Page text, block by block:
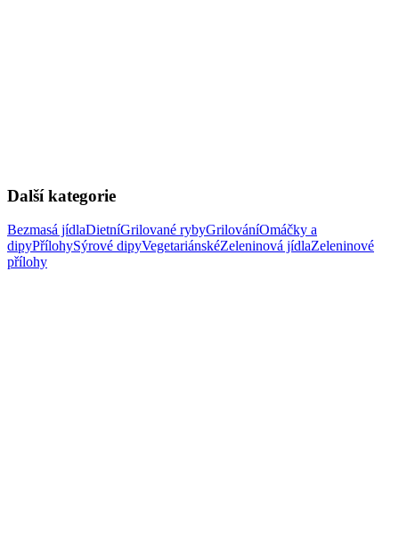
Další kategorie
Bezmasá jídlaDietníGrilované rybyGrilováníOmáčky a
dipyPřílohySýrové dipyVegetariánskéZeleninová jídlaZeleninové
přílohy